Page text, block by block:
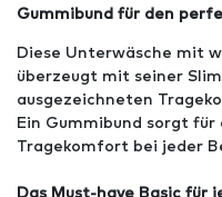
Gummibund für den
Diese Unterwäsche mit
überzeugt mit seiner
ausgezeichneten
Ein Gummibund sorgt
Tragekomfort bei jeder
Das Must-have Basic für